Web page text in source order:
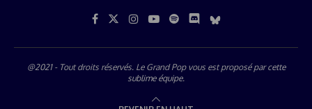
@2021 - Tout droits réservés. Le Grand Pop vous est proposé parcette
sublime équipe.